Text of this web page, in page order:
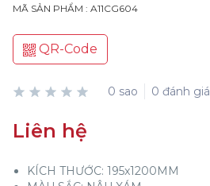
MÃ SẢN PHẨM : A11CG604
QR-Code
0 sao 0 đánh giá
Liên hệ
KÍCH THƯỚC: 195x1200MM